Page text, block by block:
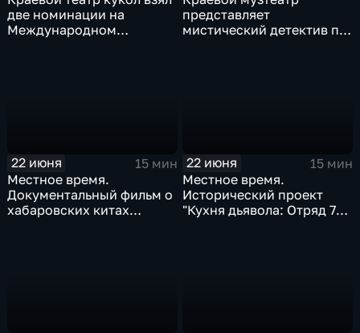
две номинации на
Международном
представляет
мистический детектив по
22 июня
15 мин
Местное время.
Документальный фильм о
хабаровских китах
22 июня
15 мин
Местное время.
Исторический проект
"Кухня дьявола: Отряд 731